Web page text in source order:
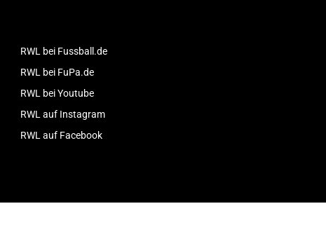
RWL bei Fussball.de
RWL bei FuPa.de
RWL bei Youtube
RWL auf Instagram
RWL auf Facebook